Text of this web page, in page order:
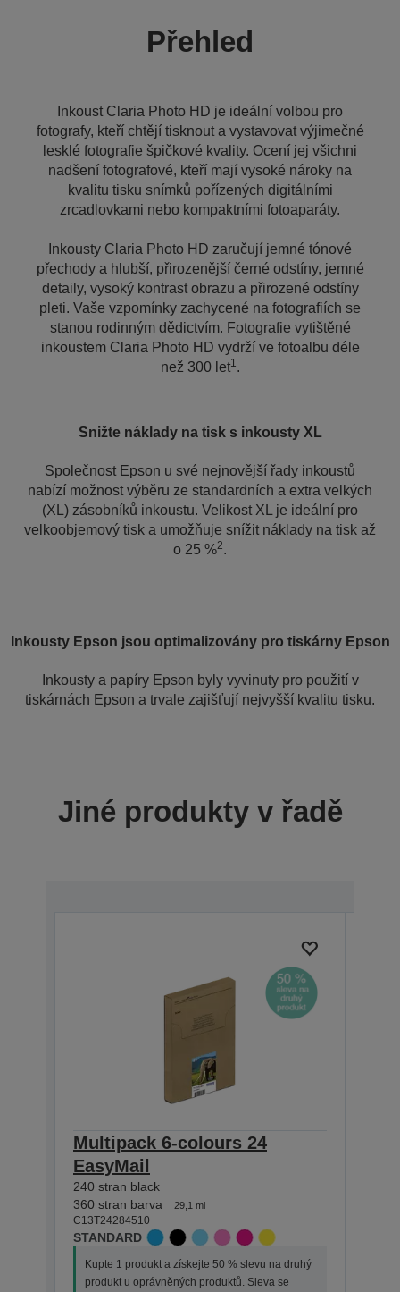
Přehled
Inkoust Claria Photo HD je ideální volbou pro
fotografy, kteří chtějí tisknout a vystavovat výjimečné
lesklé fotografie špičkové kvality. Ocení jej všichni
nadšení fotografové, kteří mají vysoké nároky na
kvalitu tisku snímků pořízených digitálními
zrcadlovkami nebo kompaktními fotoaparáty.
Inkousty Claria Photo HD zaručují jemné tónové
přechody a hlubší, přirozenější černé odstíny, jemné
detaily, vysoký kontrast obrazu a přirozené odstíny
pleti. Vaše vzpomínky zachycené na fotografiích se
stanou rodinným dědictvím. Fotografie vytištěné
inkoustem Claria Photo HD vydrží ve fotoalbu déle
než 300 let1.
Snižte náklady na tisk s inkousty XL
Společnost Epson u své nejnovější řady inkoustů
nabízí možnost výběru ze standardních a extra velkých
(XL) zásobníků inkoustu. Velikost XL je ideální pro
velkoobjemový tisk a umožňuje snížit náklady na tisk až
o 25 %2.
Inkousty Epson jsou optimalizovány pro tiskárny Epson
Inkousty a papíry Epson byly vyvinuty pro použití v
tiskárnách Epson a trvale zajišťují nejvyšší kvalitu tisku.
Jiné produkty v řadě
Multipack 6-colours 24
EasyMail
240 stran black
360 stran barva
29,1 ml
C13T24284510
STANDARD
Kupte 1 produkt a získejte 50 % slevu na druhý
produkt u oprávněných produktů. Sleva se